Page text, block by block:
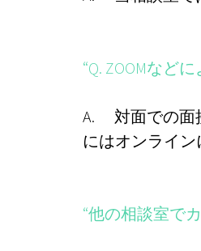
“Q. ZOOMなど
A. 対面での面
にはオンライ
“他の相談室で